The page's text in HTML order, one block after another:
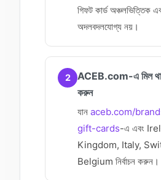
গিফট কার্ড অঞ্চলভিত্তিক
অদলবদলযোগ্য নয়।
2
ACEB.com-এ মিল থাকা
করুন
যান aceb.com/
gift-cards-এ এবং
Kingdom, Italy,
Belgium নির্বাচন করুন।